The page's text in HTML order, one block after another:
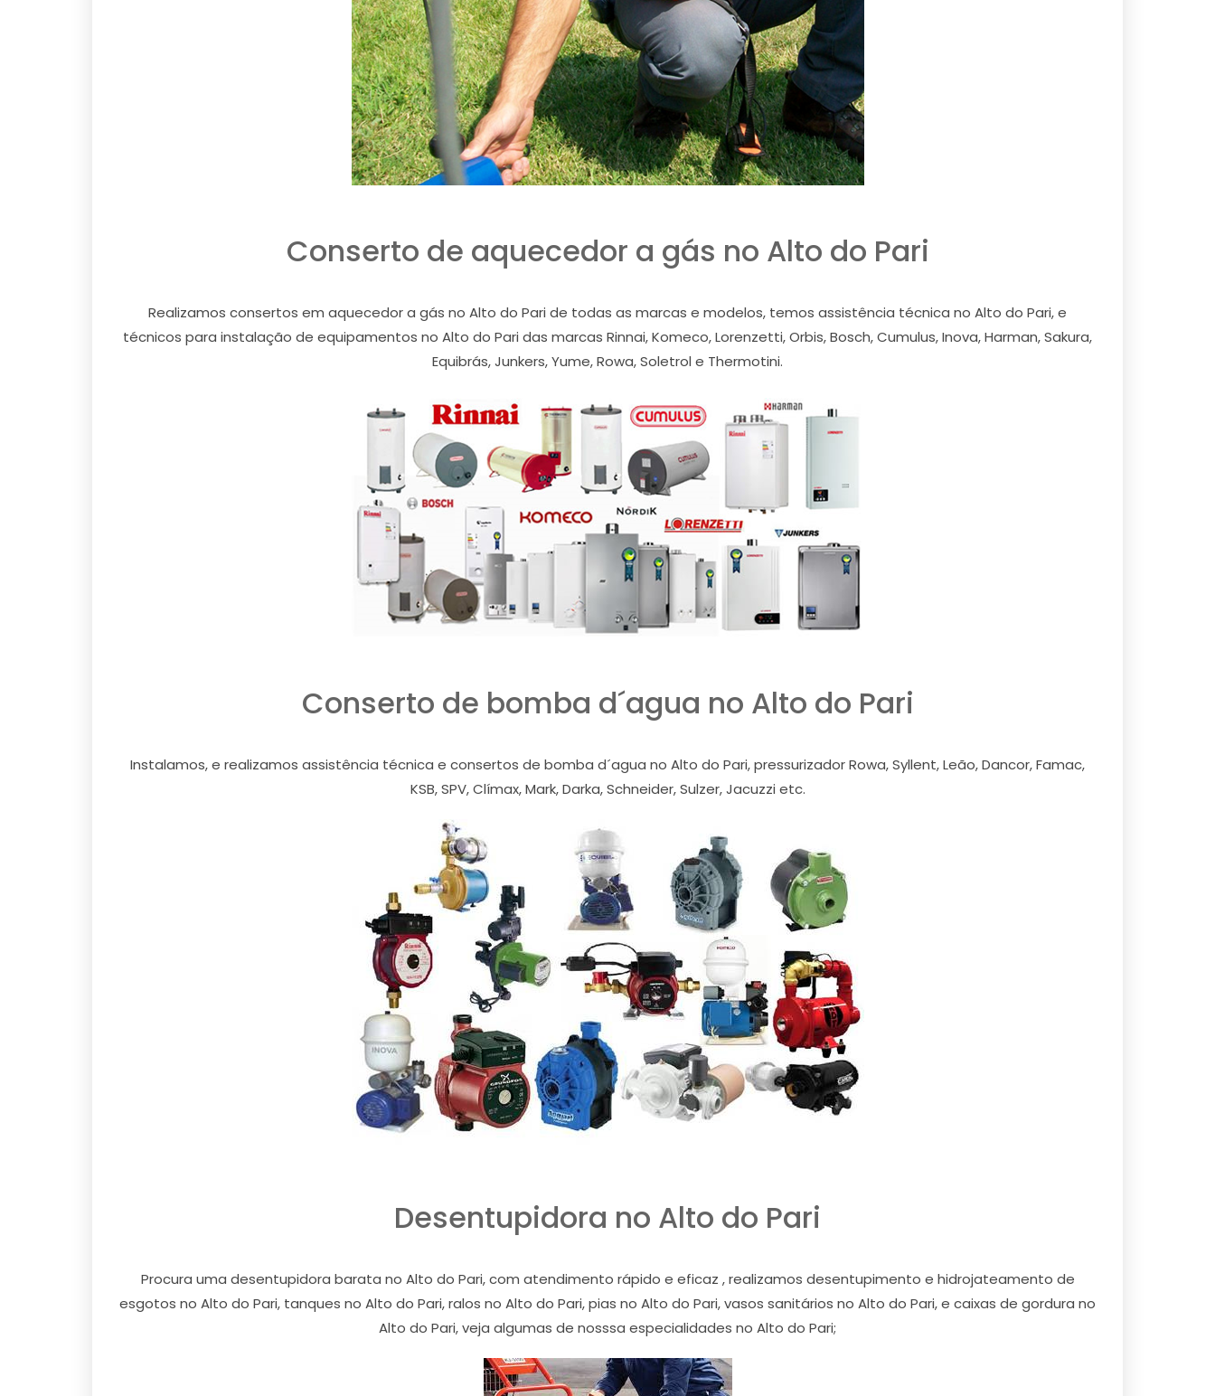
Conserto de aquecedor a gás no Alto do Pari
Realizamos consertos em aquecedor a gás no Alto do Pari de todas as marcas e modelos, temos assistência técnica no Alto do Pari, e
técnicos para instalação de equipamentos no Alto do Pari das marcas Rinnai, Komeco, Lorenzetti, Orbis, Bosch, Cumulus, Inova, Harman, Sakura,
Equibrás, Junkers, Yume, Rowa, Soletrol e Thermotini.
Conserto de bomba d´agua no Alto do Pari
Instalamos, e realizamos assistência técnica e consertos de bomba d´agua no Alto do Pari, pressurizador Rowa, Syllent, Leão, Dancor, Famac,
KSB, SPV, Clímax, Mark, Darka, Schneider, Sulzer, Jacuzzi etc.
Desentupidora no Alto do Pari
Procura uma desentupidora barata no Alto do Pari, com atendimento rápido e eficaz , realizamos desentupimento e hidrojateamento de
esgotos no Alto do Pari, tanques no Alto do Pari, ralos no Alto do Pari, pias no Alto do Pari, vasos sanitários no Alto do Pari, e caixas de gordura no
Alto do Pari, veja algumas de nosssa especialidades no Alto do Pari;